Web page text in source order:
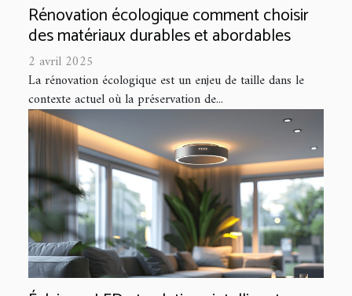
Rénovation écologique comment choisir
des matériaux durables et abordables
2 avril 2025
La rénovation écologique est un enjeu de taille dans le
contexte actuel où la préservation de...